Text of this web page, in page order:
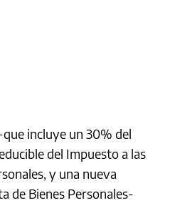
que incluye un 30% del
del Impuesto a las
y una nueva
de Bienes Personales-